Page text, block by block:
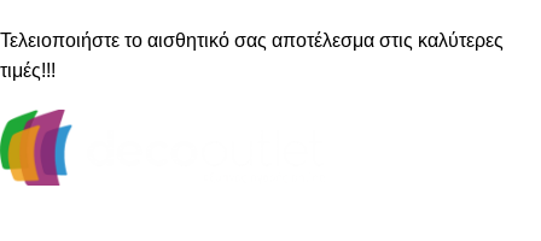
Τελειοποιήστε το αισθητικό σας αποτέλεσμα στις καλύτερες
τιμές!!!